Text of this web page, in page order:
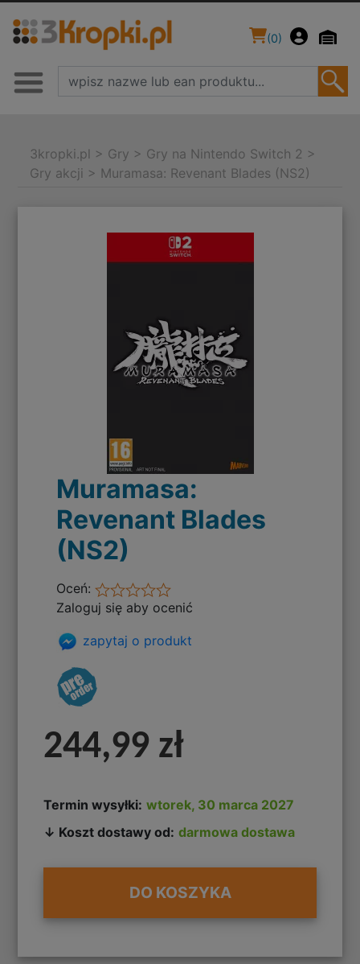
(0)
3kropki.pl > Gry > Gry na Nintendo Switch 2 >
Gry akcji > Muramasa: Revenant Blades (NS2)
Muramasa:
Revenant Blades
(NS2)
Oceń:
Zaloguj się aby ocenić
zapytaj o produkt
244,99 zł
Termin wysyłki: wtorek, 30 marca 2027
↓ Koszt dostawy od: darmowa dostawa
DO KOSZYKA